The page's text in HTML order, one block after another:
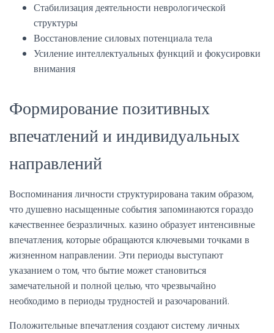
Стабилизация деятельности неврологической
структуры
Восстановление силовых потенциала тела
Усиление интеллектуальных функций и фокусировки
внимания
Формирование позитивных
впечатлений и индивидуальных
направлений
Воспоминания личности структурирована таким образом,
что душевно насыщенные события запоминаются гораздо
качественнее безразличных. казино образует интенсивные
впечатления, которые обращаются ключевыми точками в
жизненном направлении. Эти периоды выступают
указанием о том, что бытие может становиться
замечательной и полной целью, что чрезвычайно
необходимо в периоды трудностей и разочарований.
Положительные впечатления создают систему личных